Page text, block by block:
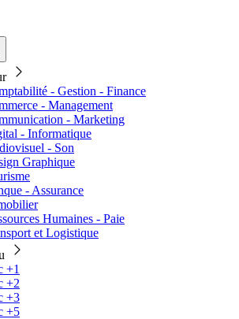
- Gestion - Finance
- Management
- Marketing
- Informatique
- Son
Graphique
- Assurance
Humaines - Paie
et Logistique
+1
+2
+3
+5